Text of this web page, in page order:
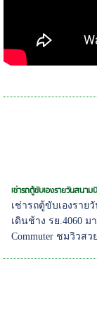
เช่ารถตู้ขับเองรายวันสนา
เช่ารถตู้ขับเองรา
เดินช้าง รย.4060
Commuter ชมวิวส